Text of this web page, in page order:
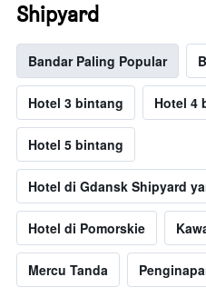
Shipyard
Bandar Paling Popular
Hotel 3 bintang Hotel 4
Hotel 5 bintang
Hotel di Gdansk Shipyard
Hotel di Pomorskie
Mercu Tanda